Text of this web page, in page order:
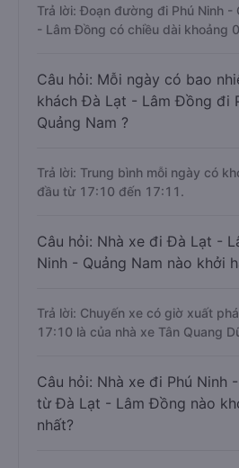
Trả lời: Đoạn đường đi Phú Ninh -
- Lâm Đồng có chiều dài khoảng
Câu hỏi: Mỗi ngày có bao
khách Đà Lạt - Lâm Đồng đi
Quảng Nam ?
Trả lời: Trung bình mỗi ngày có
đầu từ 17:10 đến 17:11.
Câu hỏi: Nhà xe đi Đà Lạt -
Ninh - Quảng Nam nào khởi
Trả lời: Chuyến xe có giờ xuất
17:10 là của nhà xe Tân Quang
Câu hỏi: Nhà xe đi Phú Ninh
từ Đà Lạt - Lâm Đồng nào
nhất?